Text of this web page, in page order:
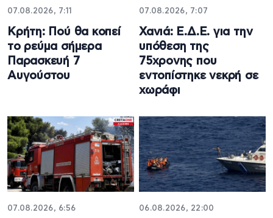
07.08.2026, 7:11
Κρήτη: Πού θα κοπεί
το ρεύμα σήμερα
Παρασκευή 7
Αυγούστου
07.08.2026, 7:07
Χανιά: Ε.Δ.Ε. για την
υπόθεση της
75χρονης που
εντοπίστηκε νεκρή σε
χωράφι
07.08.2026, 6:56 06.08.2026, 22:00